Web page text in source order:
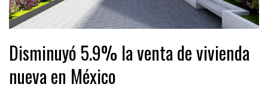
Disminuyó 5.9% la venta de vivienda
nueva en México